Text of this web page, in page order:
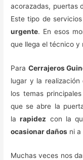
acorazadas, puertas
Este tipo de
urgente. En esos
que llega el técnico y
Para Cerrajeros
lugar y la
los temas
que se abre la
larapidez con la
ocasionar daños ni a
Muchas veces nos